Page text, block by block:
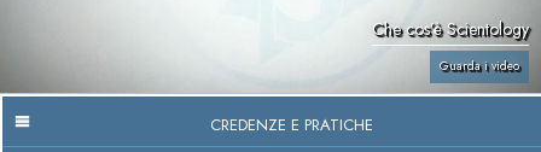
Che cos’è Scientology
Guarda i video
CREDENZE E PRATICHE